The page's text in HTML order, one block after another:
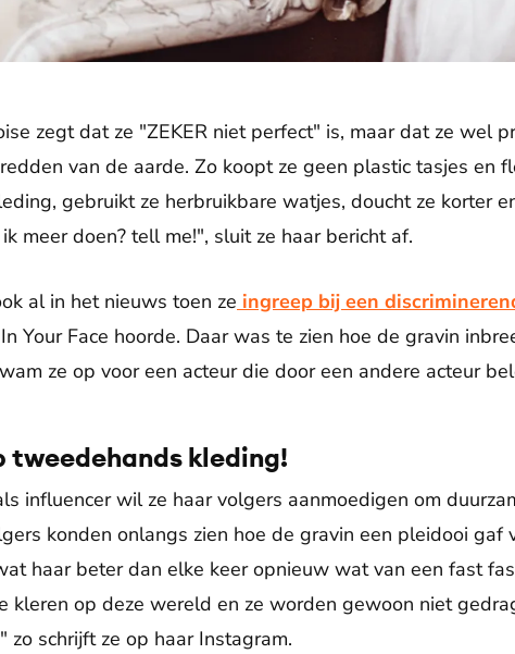
zegt dat ze "ZEKER niet perfect" is, maar dat ze wel
van de aarde. Zo koopt ze geen plastic tasjes en
gebruikt ze herbruikbare watjes, doucht ze korter
meer doen? tell me!", sluit ze haar bericht af.
al in het nieuws toen ze ingreep bij een
Your Face hoorde. Daar was te zien hoe de gravin
ze op voor een acteur die door een andere acteur
tweedehands kleding!
influencer wil ze haar volgers aanmoedigen om
konden onlangs zien hoe de gravin een pleidooi gaf
haar beter dan elke keer opnieuw wat van een fast
kleren op deze wereld en ze worden gewoon niet
zo schrijft ze op haar Instagram.